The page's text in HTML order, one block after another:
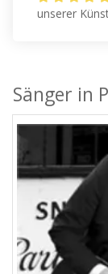
unserer
Sänger in